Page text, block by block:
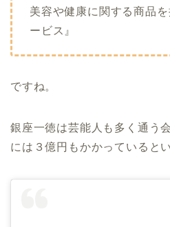
美容や健康に関する商品
ービス』
ですね。
銀座一徳は芸能人も多く通う
には３億円もかかっていると